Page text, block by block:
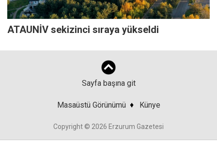
ATAUNİV sekizinci sıraya yükseldi
Sayfa başına git
Masaüstü Görünümü ♦ Künye
Copyright © 2026 Erzurum Gazetesi